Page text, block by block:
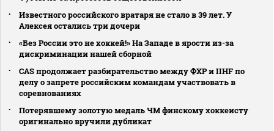
Известного российского вратаря не стало в 39 лет. У
Алексея остались три дочери
«Без России это не хоккей!» На Западе в ярости из-за
дискриминации нашей сборной
CAS продолжает разбирательство между ФХР и IIHF по
делу о запрете российским командам участвовать в
соревнованиях
Потерявшему золотую медаль ЧМ финскому хоккеисту
оригинально вручили дубликат